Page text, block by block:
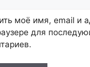
моё имя, email и
для